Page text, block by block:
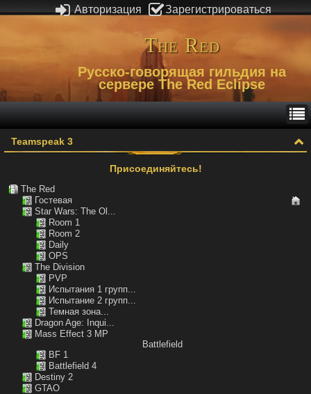
Авторизация Зарегистрироваться
The Red
Русско-говорящая гильдия на
сервере The Red Eclipse
Teamspeak 3
Присоединяйтесь!
The Red
Гостевая
Star Wars: The Ol...
Room 1
Room 2
Daily
OPS
The Division
PVP
Испытания 1 групп...
Испытание 2 групп...
Темная зона...
Dragon Age: Inqui...
Mass Effect 3 MP
Battlefield
BF 1
Battlefield 4
Destiny 2
GTAO